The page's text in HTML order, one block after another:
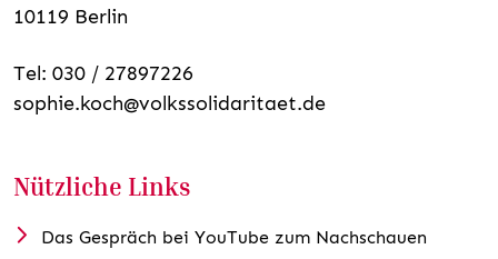
10119 Berlin
Tel: 030 / 27897226
sophie.koch@volkssolidaritaet.de
Nützliche Links
Das Gespräch bei YouTube zum Nachschauen